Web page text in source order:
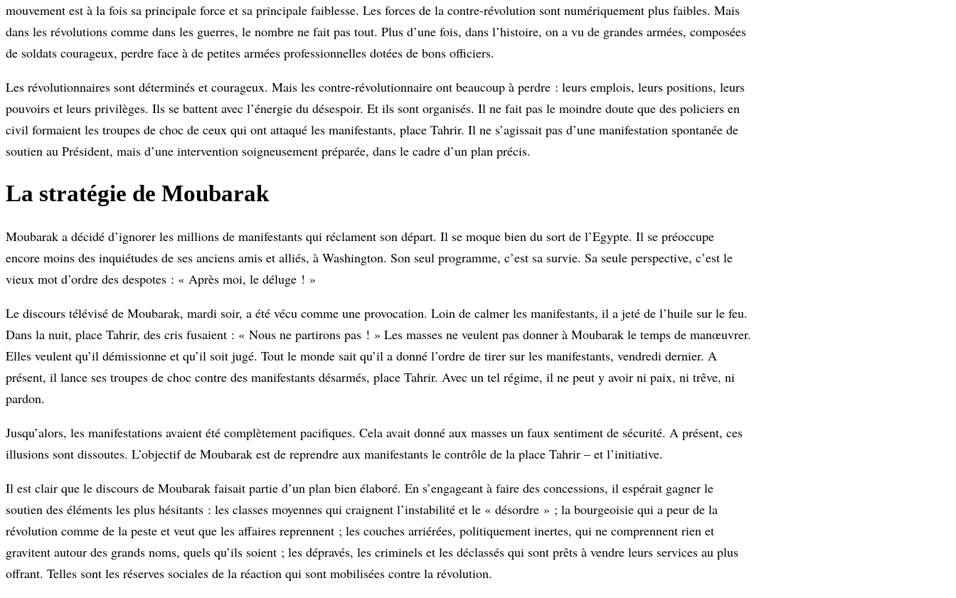
mouvement est à la fois sa principale force et sa principale faiblesse. Les forces de la contre-révolution sont numériquement plus faibles. Mais
dans les révolutions comme dans les guerres, le nombre ne fait pas tout. Plus d’une fois, dans l’histoire, on a vu de grandes armées, composées
de soldats courageux, perdre face à de petites armées professionnelles dotées de bons officiers.
Les révolutionnaires sont déterminés et courageux. Mais les contre-révolutionnaire ont beaucoup à perdre : leurs emplois, leurs positions, leurs
pouvoirs et leurs privilèges. Ils se battent avec l’énergie du désespoir. Et ils sont organisés. Il ne fait pas le moindre doute que des policiers en
civil formaient les troupes de choc de ceux qui ont attaqué les manifestants, place Tahrir. Il ne s’agissait pas d’une manifestation spontanée de
soutien au Président, mais d’une intervention soigneusement préparée, dans le cadre d’un plan précis.
La stratégie de Moubarak
Moubarak a décidé d’ignorer les millions de manifestants qui réclament son départ. Il se moque bien du sort de l’Egypte. Il se préoccupe
encore moins des inquiétudes de ses anciens amis et alliés, à Washington. Son seul programme, c’est sa survie. Sa seule perspective, c’est le
vieux mot d’ordre des despotes : « Après moi, le déluge ! »
Le discours télévisé de Moubarak, mardi soir, a été vécu comme une provocation. Loin de calmer les manifestants, il a jeté de l’huile sur le feu.
Dans la nuit, place Tahrir, des cris fusaient : « Nous ne partirons pas ! » Les masses ne veulent pas donner à Moubarak le temps de manœuvrer.
Elles veulent qu’il démissionne et qu’il soit jugé. Tout le monde sait qu’il a donné l’ordre de tirer sur les manifestants, vendredi dernier. A
présent, il lance ses troupes de choc contre des manifestants désarmés, place Tahrir. Avec un tel régime, il ne peut y avoir ni paix, ni trêve, ni
pardon.
Jusqu’alors, les manifestations avaient été complètement pacifiques. Cela avait donné aux masses un faux sentiment de sécurité. A présent, ces
illusions sont dissoutes. L’objectif de Moubarak est de reprendre aux manifestants le contrôle de la place Tahrir – et l’initiative.
Il est clair que le discours de Moubarak faisait partie d’un plan bien élaboré. En s’engageant à faire des concessions, il espérait gagner le
soutien des éléments les plus hésitants : les classes moyennes qui craignent l’instabilité et le « désordre » ; la bourgeoisie qui a peur de la
révolution comme de la peste et veut que les affaires reprennent ; les couches arriérées, politiquement inertes, qui ne comprennent rien et
gravitent autour des grands noms, quels qu’ils soient ; les dépravés, les criminels et les déclassés qui sont prêts à vendre leurs services au plus
offrant. Telles sont les réserves sociales de la réaction qui sont mobilisées contre la révolution.